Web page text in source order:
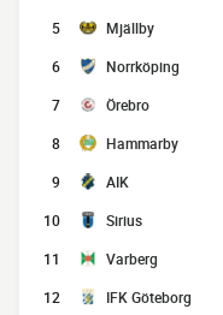
5 Mjällby
6 Norrköping
7 Örebro
8 Hammarby
9 AIK
10 Sirius
11 Varberg
12 IFK Göteborg